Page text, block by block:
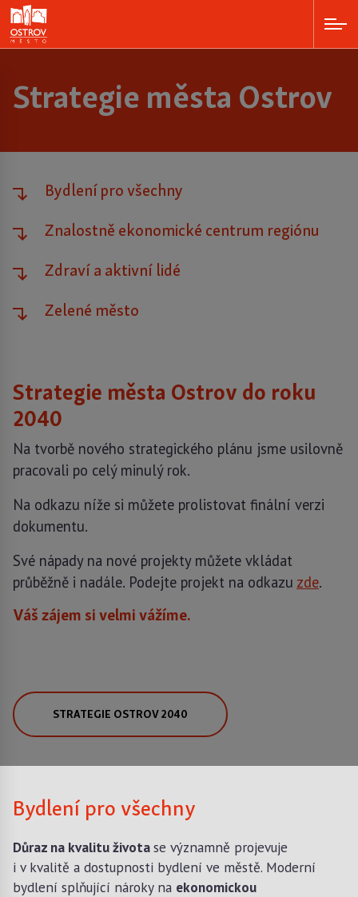
Strategie města Ostrov
Bydlení pro všechny
Znalostně ekonomické centrum regiónu
Zdraví a aktivní lidé
Zelené město
Strategie města Ostrov do roku
2040
Na tvorbě nového strategického plánu jsme usilovně
pracovali po celý minulý rok.
Na odkazu níže si můžete prolistovat finální verzi
dokumentu.
Své nápady na nové projekty můžete vkládat
průběžně i nadále. Podejte projekt na odkazu zde.
Váš zájem si velmi vážíme.
STRATEGIE OSTROV 2040
Bydlení pro všechny
Důraz na kvalitu životase významně projevuje
i v kvalitě a dostupnosti bydlení ve městě. Moderní
bydlení splňující nároky na ekonomickou